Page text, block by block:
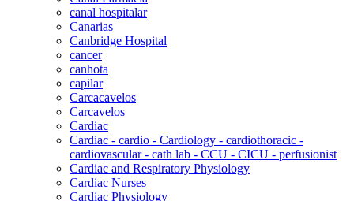
canal hospitalar
Canarias
Canbridge Hospital
cancer
canhota
capilar
Carcacavelos
Carcavelos
Cardiac
Cardiac - cardio - Cardiology - cardiothoracic -
cardiovascular - cath lab - CCU - CICU - perfusionist
Cardiac and Respiratory Physiology
Cardiac Nurses
Cardiac Physiology